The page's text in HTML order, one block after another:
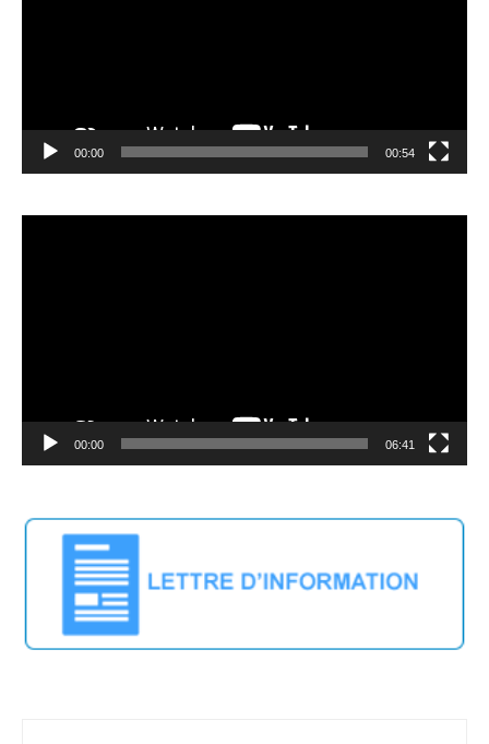
00:00 00:54
00:00 06:41